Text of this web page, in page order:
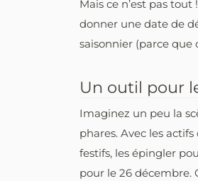
Mais ce n’est pas
donner une date de
saisonnier (parce que
Un outil pour
Imaginez un peu la
phares. Avec les
festifs, les épingler
pour le 26 décembre.